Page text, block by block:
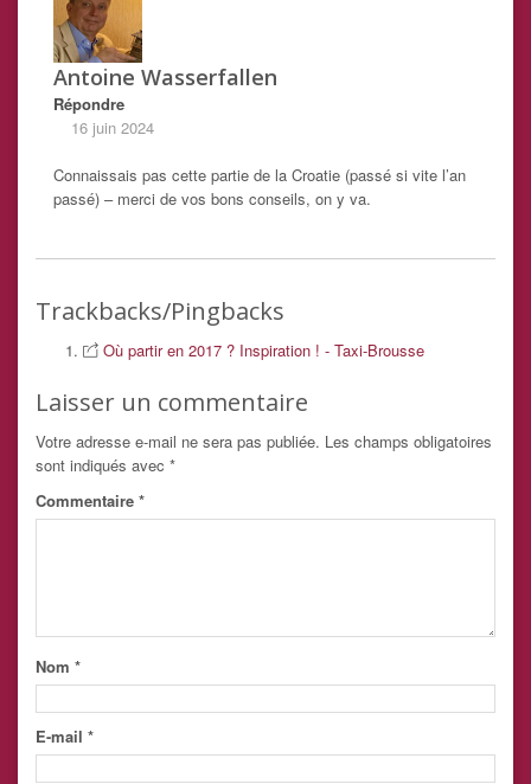
Antoine Wasserfallen
Répondre
16 juin 2024
Connaissais pas cette partie de la Croatie (passé si vite l’an
passé) – merci de vos bons conseils, on y va.
Trackbacks/Pingbacks
Où partir en 2017 ? Inspiration ! - Taxi-Brousse
Laisser un commentaire
Votre adresse e-mail ne sera pas publiée. Les champs obligatoires
sont indiqués avec *
Commentaire *
Nom *
E-mail *